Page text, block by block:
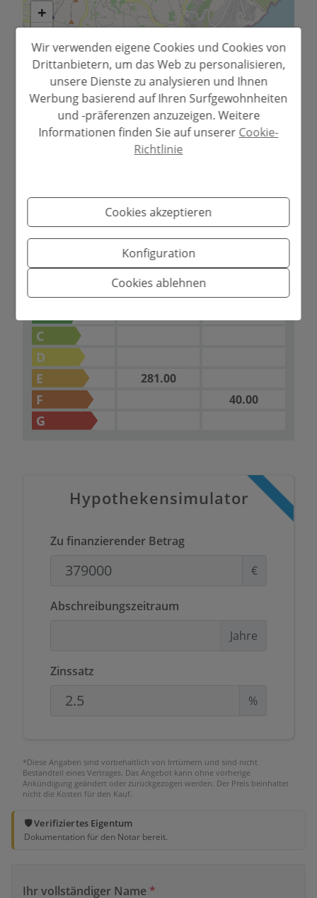
+
−
UMFANG DES
Emissionen kgCO2/m
A
C
D
E
281.00
F 40.00
G
Hypothekensimulator
Zu finanzierender Betrag
€
Abschreibungszeitraum
Jahre
Zinssatz
%
*Diese Angaben sind vorbehaltlich von Irrtümern und sind nicht
Bestandteil eines Vertrages. Das Angebot kann ohne vorherige
Ankündigung geändert oder zurückgezogen werden. Der Preis beinhaltet
nicht die Kosten für den Kauf.
🛡️ Verifiziertes Eigentum
Dokumentation für den Notar bereit.
Ihr vollständiger Name *
Wir verwenden eigene Cookies und Cookies von
Drittanbietern, um das Web zu personalisieren,
unsere Dienste zu analysieren und Ihnen
Werbung basierend auf Ihren Surfgewohnheiten
und -präferenzen anzuzeigen. Weitere
Informationen finden Sie auf unserer Cookie-
Richtlinie
Cookies akzeptieren
Konfiguration
Cookies ablehnen